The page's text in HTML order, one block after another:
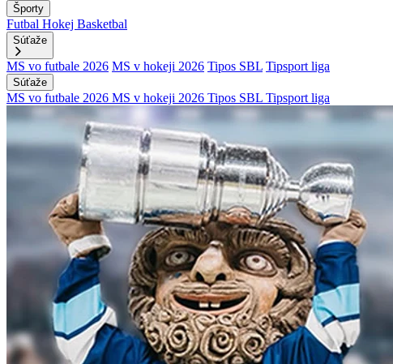
Športy
Futbal Hokej Basketbal
Súťaže
MS vo futbale 2026 MS v hokeji 2026 Tipos SBL Tipsport liga
Súťaže
MS vo futbale 2026 MS v hokeji 2026 Tipos SBL Tipsport liga